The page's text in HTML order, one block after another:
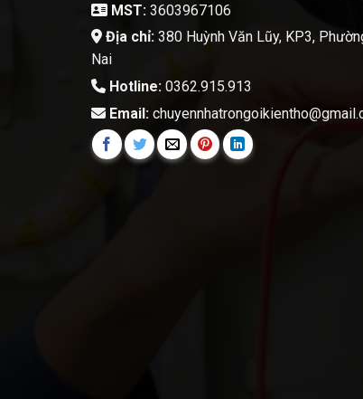
MST:3603967106
Địa chỉ:380 Huỳnh Văn Lũy, KP3,
Nai
Hotline:0362.915.913
Email: